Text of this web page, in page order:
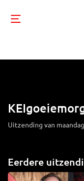
Uitzending van
Eerdere